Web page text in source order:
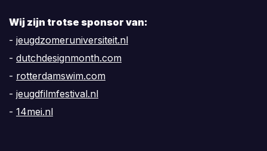
Wij zijn trotse sponsor van:
- jeugdzomeruniversiteit.nl
- dutchdesignmonth.com
- rotterdamswim.com
- jeugdfilmfestival.nl
- 14mei.nl